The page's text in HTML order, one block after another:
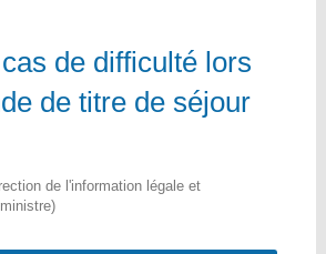
de difficulté lors
de titre de séjour
de l'information légale et